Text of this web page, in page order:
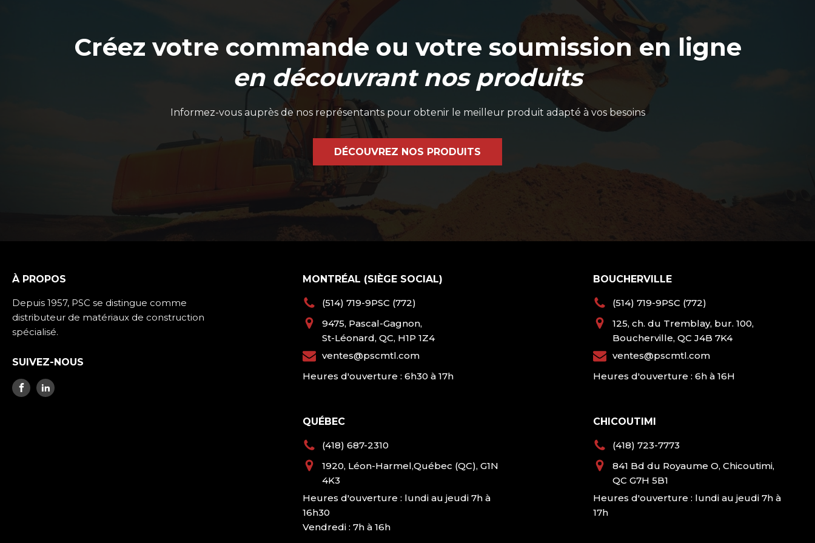
Créez votre commande ou votre soumission en ligne
en découvrant nos produits
Informez-vous auprès de nos représentants pour obtenir le meilleur produit adapté à vos besoins
DÉCOUVREZ NOS PRODUITS
À PROPOS
Depuis 1957, PSC se distingue comme
distributeur de matériaux de construction
spécialisé.
SUIVEZ-NOUS
MONTRÉAL (SIÈGE SOCIAL)
(514) 719-9PSC (772)
9475, Pascal-Gagnon,
St-Léonard, QC, H1P 1Z4
ventes@pscmtl.com
Heures d'ouverture : 6h30 à 17h
QUÉBEC
(418) 687-2310
1920, Léon-Harmel,Québec (QC), G1N
4K3
Heures d'ouverture : lundi au jeudi 7h à
16h30
Vendredi : 7h à 16h
BOUCHERVILLE
(514) 719-9PSC (772)
125, ch. du Tremblay, bur. 100,
Boucherville, QC J4B 7K4
ventes@pscmtl.com
Heures d'ouverture : 6h à 16H
CHICOUTIMI
(418) 723-7773
841 Bd du Royaume O, Chicoutimi,
QC G7H 5B1
Heures d'ouverture : lundi au jeudi 7h à
17h